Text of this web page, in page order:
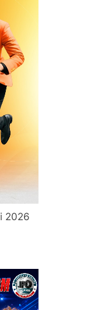
2026